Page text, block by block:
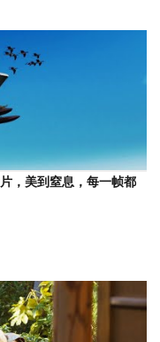
，美到窒息，每一帧都